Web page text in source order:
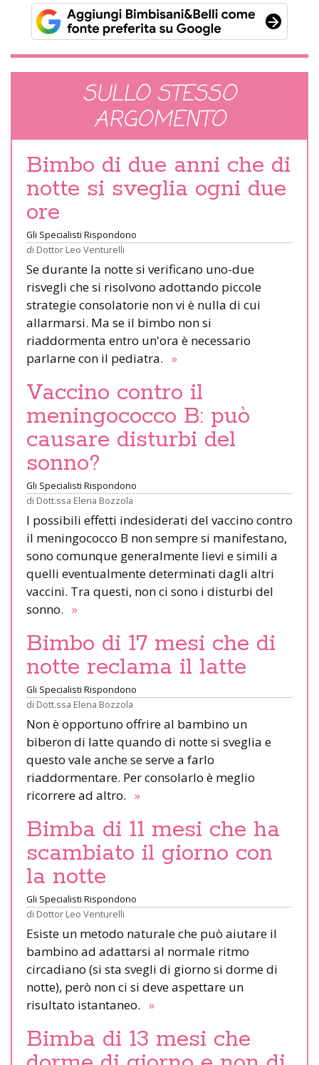
SULLO STESSO
ARGOMENTO
Bimbo di due anni che di
notte si sveglia ogni due
ore
Gli Specialisti Rispondono
di Dottor Leo Venturelli
Se durante la notte si verificano uno-due
risvegli che si risolvono adottando piccole
strategie consolatorie non vi è nulla di cui
allarmarsi. Ma se il bimbo non si
riaddormenta entro un'ora è necessario
parlarne con il pediatra. »
Vaccino contro il
meningococco B: può
causare disturbi del
sonno?
Gli Specialisti Rispondono
di Dott.ssa Elena Bozzola
I possibili effetti indesiderati del vaccino contro
il meningococco B non sempre si manifestano,
sono comunque generalmente lievi e simili a
quelli eventualmente determinati dagli altri
vaccini. Tra questi, non ci sono i disturbi del
sonno. »
Bimbo di 17 mesi che di
notte reclama il latte
Gli Specialisti Rispondono
di Dott.ssa Elena Bozzola
Non è opportuno offrire al bambino un
biberon di latte quando di notte si sveglia e
questo vale anche se serve a farlo
riaddormentare. Per consolarlo è meglio
ricorrere ad altro. »
Bimba di 11 mesi che ha
scambiato il giorno con
la notte
Gli Specialisti Rispondono
di Dottor Leo Venturelli
Esiste un metodo naturale che può aiutare il
bambino ad adattarsi al normale ritmo
circadiano (si sta svegli di giorno si dorme di
notte), però non ci si deve aspettare un
risultato istantaneo. »
Bimba di 13 mesi che